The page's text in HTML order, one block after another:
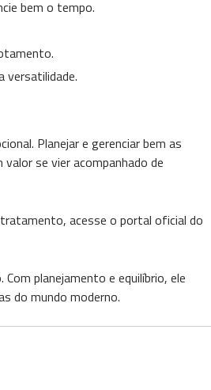
bem o tempo.
versatilidade.
Planejar e gerenciar bem as
se vier acompanhado de
acesse o portal oficial do
planejamento e equilíbrio, ele
do mundo moderno.